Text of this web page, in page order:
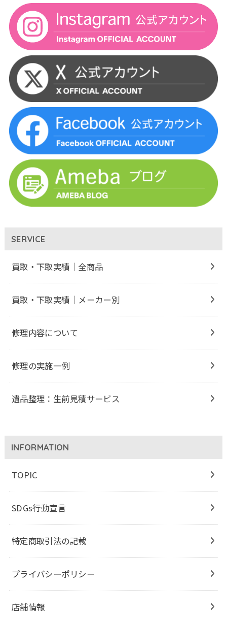
SERVICE
買取・下取実績｜全商品
買取・下取実績｜メーカー別
修理内容について
修理の実施一例
遺品整理：生前見積サービス
INFORMATION
TOPIC
SDGs行動宣言
特定商取引法の記載
プライバシーポリシー
店舗情報